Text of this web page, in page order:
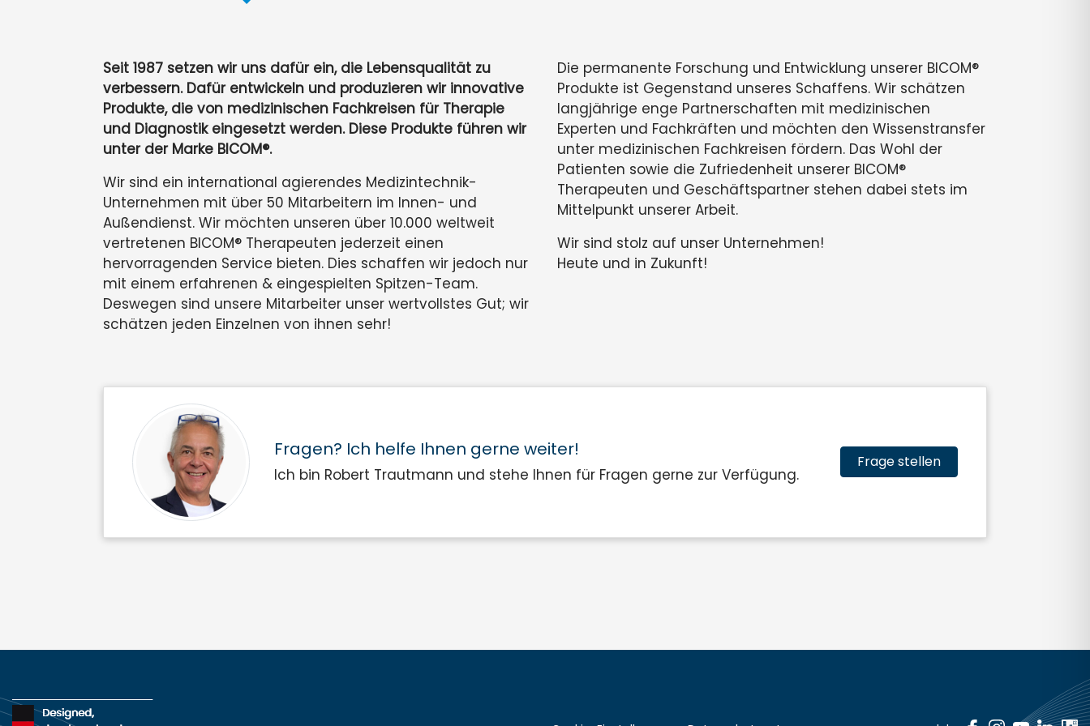
Seit 1987 setzen wir uns dafür ein, die Lebensqualität zu
verbessern. Dafür entwickeln und produzieren wir innovative
Produkte, die von medizinischen Fachkreisen für Therapie
und Diagnostik eingesetzt werden. Diese Produkte führen wir
unter der Marke BICOM®.
Wir sind ein international agierendes Medizintechnik-
Unternehmen mit über 50 Mitarbeitern im Innen- und
Außendienst. Wir möchten unseren über 10.000 weltweit
vertretenen BICOM® Therapeuten jederzeit einen
hervorragenden Service bieten. Dies schaffen wir jedoch nur
mit einem erfahrenen & eingespielten Spitzen-Team.
Deswegen sind unsere Mitarbeiter unser wertvollstes Gut; wir
schätzen jeden Einzelnen von ihnen sehr!
Die permanente Forschung und Entwicklung unserer BICOM®
Produkte ist Gegenstand unseres Schaffens. Wir schätzen
langjährige enge Partnerschaften mit medizinischen
Experten und Fachkräften und möchten den Wissenstransfer
unter medizinischen Fachkreisen fördern. Das Wohl der
Patienten sowie die Zufriedenheit unserer BICOM®
Therapeuten und Geschäftspartner stehen dabei stets im
Mittelpunkt unserer Arbeit.
Wir sind stolz auf unser Unternehmen!
Heute und in Zukunft!
Fragen? Ich helfe Ihnen gerne weiter!
Ich bin Robert Trautmann und stehe Ihnen für Fragen gerne zur Verfügung.
Frage stellen